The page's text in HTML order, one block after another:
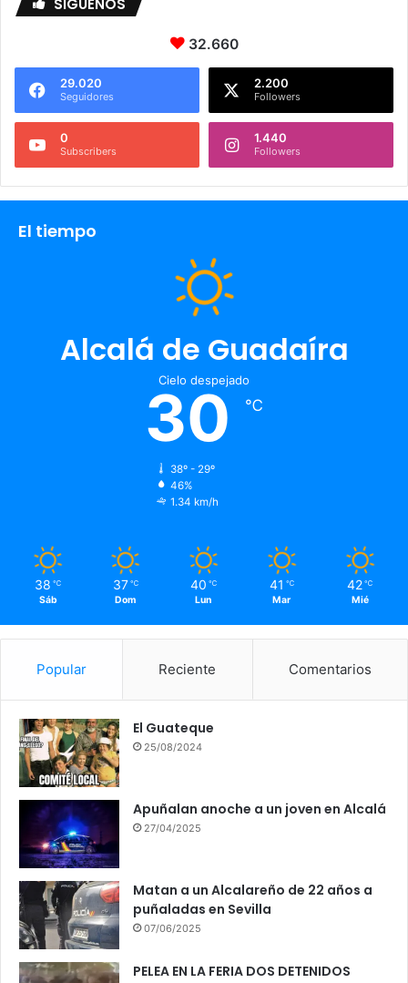
32.660
29.020
Seguidores
2.200
Followers
0
Subscribers
1.440
Followers
El tiempo
Alcalá de Guadaíra
Cielo despejado
30 ℃
38º - 29º
46%
1.34 km/h
38 ℃
Sáb
37 ℃
Dom
40 ℃
Lun
41 ℃
Mar
42 ℃
Mié
Popular Reciente Comentarios
El Guateque
25/08/2024
Apuñalan anoche a un joven en Alcalá
27/04/2025
Matan a un Alcalareño de 22 años a
puñaladas en Sevilla
07/06/2025
PELEA EN LA FERIA DOS DETENIDOS